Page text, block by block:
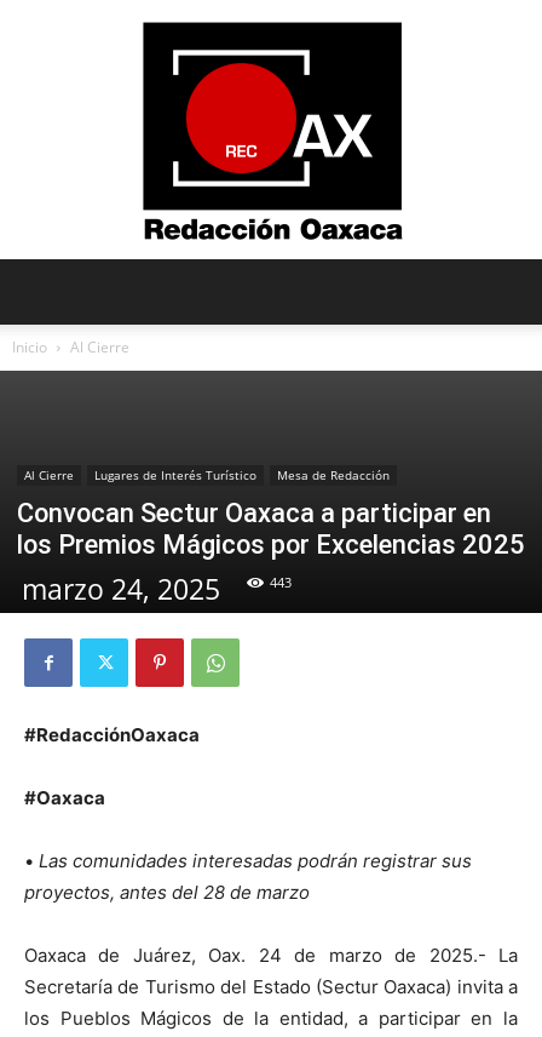
Inicio Al Cierre
Al Cierre Lugares de Interés Turístico Mesa de Redacción
Convocan Sectur Oaxaca a participar en
los Premios Mágicos por Excelencias 2025
marzo 24, 2025 443
#RedacciónOaxaca
#Oaxaca
• Las comunidades interesadas podrán registrar sus
proyectos, antes del 28 de marzo
Oaxaca de Juárez, Oax. 24 de marzo de 2025.- La
Secretaría de Turismo del Estado (Sectur Oaxaca) invita a
los Pueblos Mágicos de la entidad, a participar en la